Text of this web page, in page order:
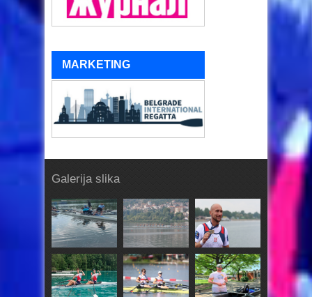
MARKETING
Galerija slika